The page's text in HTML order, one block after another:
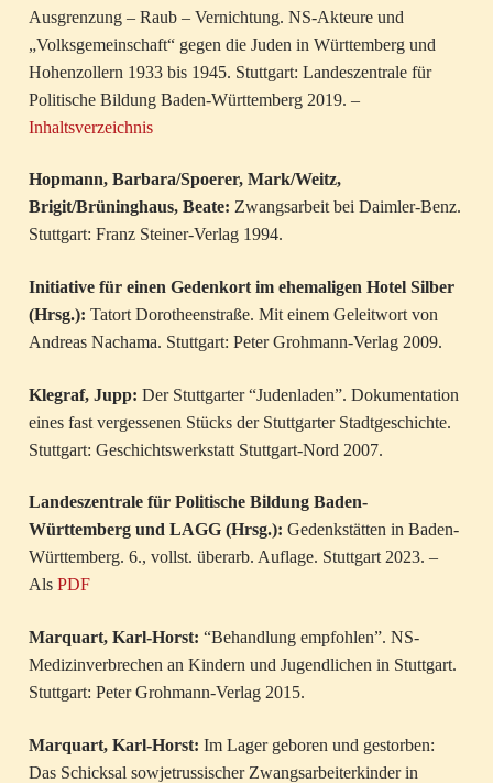
Ausgrenzung – Raub – Vernichtung. NS-Akteure und
„Volksgemeinschaft“ gegen die Juden in Württemberg und
Hohenzollern 1933 bis 1945. Stuttgart: Landeszentrale für
Politische Bildung Baden-Württemberg 2019. –
Inhaltsverzeichnis
Hopmann, Barbara/Spoerer, Mark/Weitz,
Brigit/Brüninghaus, Beate: Zwangsarbeit bei Daimler-Benz.
Stuttgart: Franz Steiner-Verlag 1994.
Initiative für einen Gedenkort im ehemaligen Hotel Silber
(Hrsg.): Tatort Dorotheenstraße. Mit einem Geleitwort von
Andreas Nachama. Stuttgart: Peter Grohmann-Verlag 2009.
Klegraf, Jupp: Der Stuttgarter “Judenladen”. Dokumentation
eines fast vergessenen Stücks der Stuttgarter Stadtgeschichte.
Stuttgart: Geschichtswerkstatt Stuttgart-Nord 2007.
Landeszentrale für Politische Bildung Baden-
Württemberg und LAGG (Hrsg.): Gedenkstätten in Baden-
Württemberg. 6., vollst. überarb. Auflage. Stuttgart 2023. –
Als PDF
Marquart, Karl-Horst: “Behandlung empfohlen”. NS-
Medizinverbrechen an Kindern und Jugendlichen in Stuttgart.
Stuttgart: Peter Grohmann-Verlag 2015.
Marquart, Karl-Horst: Im Lager geboren und gestorben:
Das Schicksal sowjetrussischer Zwangsarbeiterkinder in